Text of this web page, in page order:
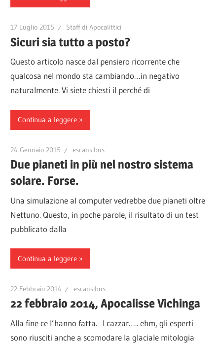
17 Luglio 2015 Staff di Apocalittici
Sicuri sia tutto a posto?
Questo articolo nasce dal pensiero ricorrente che
qualcosa nel mondo sta cambiando…in negativo
naturalmente. Vi siete chiesti il perché di
Continua a leggere
24 Gennaio 2015 escansibus
Due pianeti in più nel nostro sistema
solare. Forse.
Una simulazione al computer vedrebbe due pianeti oltre
Nettuno. Questo, in poche parole, il risultato di un test
pubblicato dalla
Continua a leggere
22 Febbraio 2014 escansibus
22 febbraio 2014, Apocalisse Vichinga
Alla fine ce l’hanno fatta. I cazzar….. ehm, gli esperti
sono riusciti anche a scomodare la glaciale mitologia